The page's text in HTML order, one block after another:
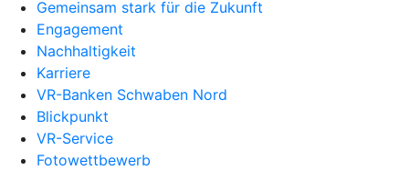
Gemeinsam stark für die Zukunft
Engagement
Nachhaltigkeit
Karriere
VR-Banken Schwaben Nord
Blickpunkt
VR-Service
Fotowettbewerb